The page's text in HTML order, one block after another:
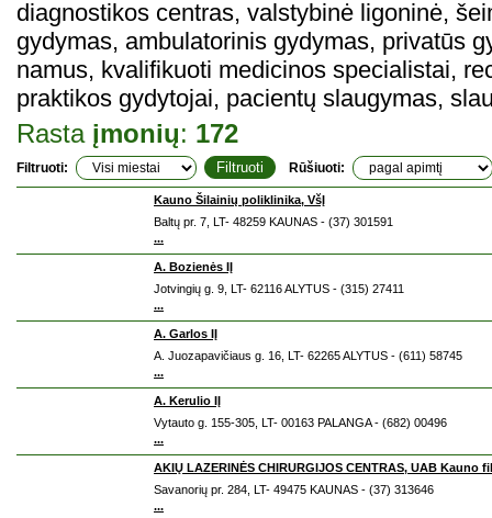
diagnostikos centras, valstybinė ligoninė,
gydymas, ambulatorinis gydymas, privatūs
namus, kvalifikuoti medicinos specialistai,
praktikos gydytojai, pacientų slaugymas,
Rasta įmonių: 172
Filtruoti: Rūšiuoti:
Kauno Šilainių poliklinika, VšĮ
Baltų pr. 7, LT- 48259 KAUNAS - (37) 301591
...
A. Bozienės IĮ
Jotvingių g. 9, LT- 62116 ALYTUS - (315) 27411
...
A. Garlos IĮ
A. Juozapavičiaus g. 16, LT- 62265 ALYTUS - (611) 58745
...
A. Kerulio IĮ
Vytauto g. 155-305, LT- 00163 PALANGA - (682) 00496
...
AKIŲ LAZERINĖS CHIRURGIJOS CENTRAS, UAB Kauno
Savanorių pr. 284, LT- 49475 KAUNAS - (37) 313646
...